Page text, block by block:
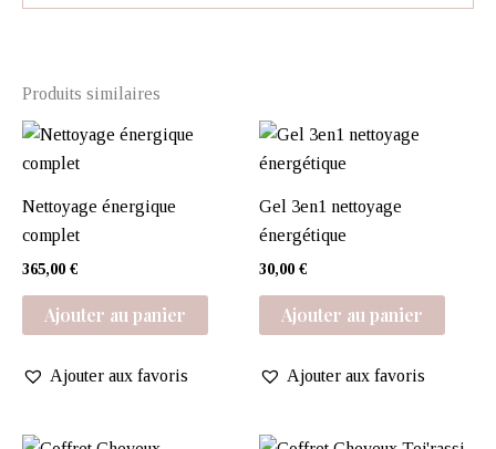
Produits similaires
Nettoyage énergique
complet
365,00 €
Ajouter au panier
Ajouter aux favoris
Gel 3en1 nettoyage
énergétique
30,00 €
Ajouter au panier
Ajouter aux favoris